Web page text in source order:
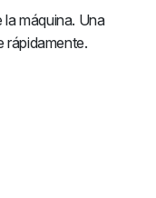
máquina. Una
rápidamente.